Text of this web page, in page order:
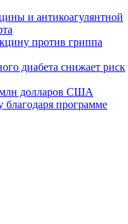
и антикоагулянтной
против гриппа
диабета снижает риск
млн долларов США
программе